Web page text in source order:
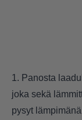
1. Panosta
joka sekä
pysyt